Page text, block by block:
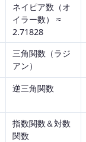
ネイピア数（オ
イラー数） ≈
2.71828
三角関数（ラジ
アン）
逆三角関数
指数関数＆対数
関数